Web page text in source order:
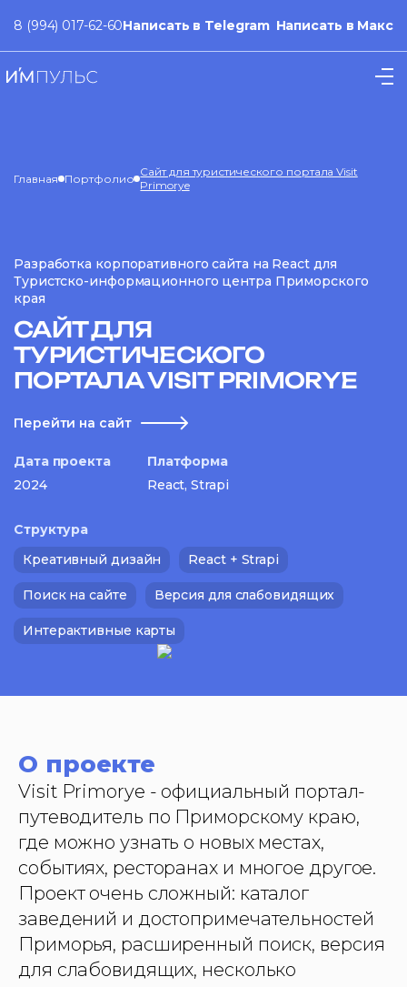
8 (994) 017-62-60Написать в Telegram Написать в Макс
Главная Портфолио Сайт для туристического портала Visit
Primorye
Разработка корпоративного сайта на React для
Туристско-информационного центра Приморского
края
САЙТ ДЛЯ
ТУРИСТИЧЕСКОГО
ПОРТАЛА VISIT PRIMORYE
Перейти на сайт
Дата проекта
2024
Платформа
React, Strapi
Структура
Креативный дизайн
React + Strapi
Поиск на сайте Версия для слабовидящих
Интерактивные карты
О проекте
Visit Primorye - официальный портал-
путеводитель по Приморскому краю,
где можно узнать о новых местах,
событиях, ресторанах и многое другое.
Проект очень сложный: каталог
заведений и достопримечательностей
Приморья, расширенный поиск, версия
для слабовидящих, несколько